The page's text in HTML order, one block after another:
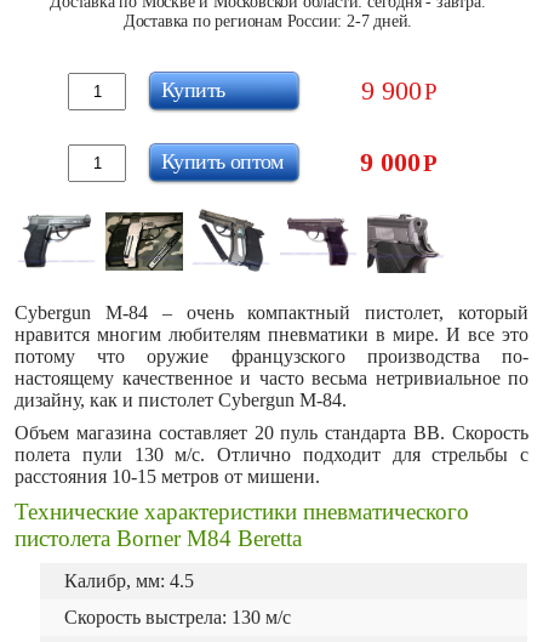
Доставка по регионам России: 2-7 дней.
9 900Р
Купить
9 000Р
Купить оптом
Cybergun M-84 – очень компактный пистолет, который
нравится многим любителям пневматики в мире. И все это
потому что оружие французского производства по-
настоящему качественное и часто весьма нетривиальное по
дизайну, как и пистолет Cybergun M-84.
Объем магазина составляет 20 пуль стандарта ВВ. Скорость
полета пули 130 м/с. Отлично подходит для стрельбы с
расстояния 10-15 метров от мишени.
Технические характеристики пневматического
пистолета Borner M84 Beretta
Калибр, мм: 4.5
Скорость выстрела: 130 м/с